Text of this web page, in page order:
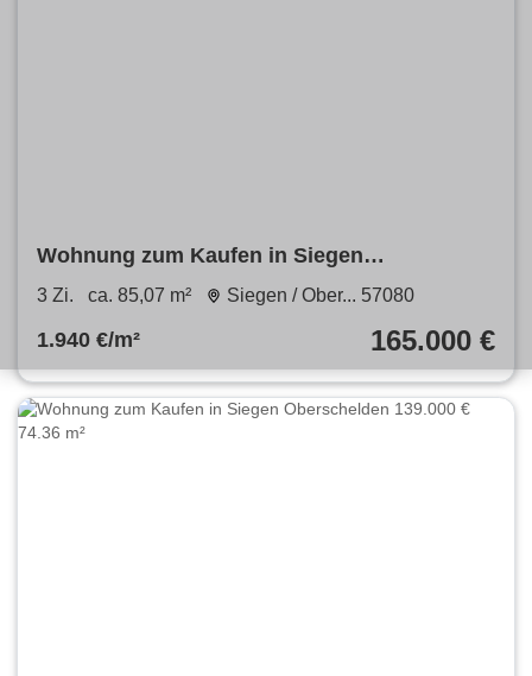
Wohnung zum Kaufen in Siegen
Oberschelden 165.000 € 85.07 m²
3 Zi. ca. 85,07 m² Siegen / Ober... 57080
1.940 €/m² 165.000 €